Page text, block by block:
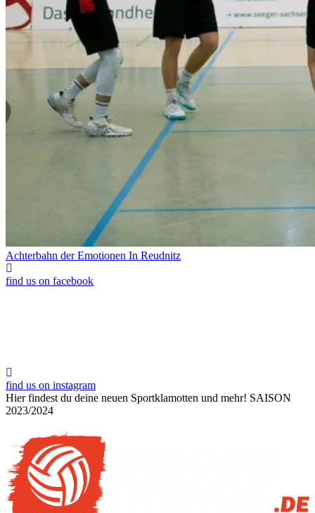
Achterbahn der Emotionen In Reudnitz
find us on facebook
find us on instagram
Hier findest du deine neuen Sportklamotten und mehr! SAISON
2023/2024